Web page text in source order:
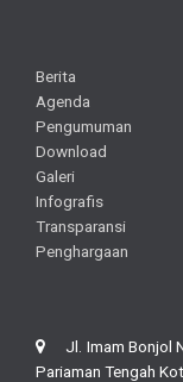
Berita
Agenda
Pengumuman
Download
Galeri
Infografis
Transparansi
Penghargaan
Jl. Imam Bonjol
Pariaman Tengah